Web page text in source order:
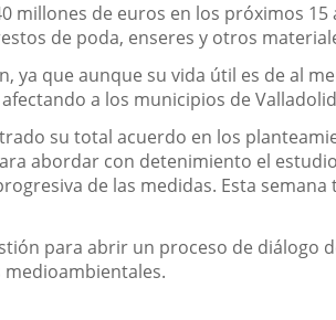
millones de euros en los próximos
de poda, enseres y otros
que aunque su vida útil es de al
a los municipios de
su total acuerdo en los
abordar con detenimiento el
de las medidas. Esta
para abrir un proceso de diálogo
medioambientales.